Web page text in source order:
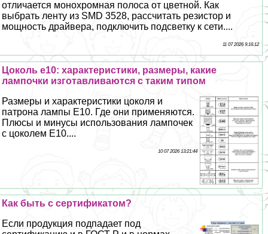
отличается монохромная полоса от цветной. Как
выбрать ленту из SMD 3528, рассчитать резистор и
мощность драйвера, подключить подсветку к сети....
11 07 2026 9:16:12
Цоколь е10: хаpaктеристики, размеры, какие
лампочки изготавливаются с таким типом
Размеры и хаpaктеристики цоколя и
патрона лампы Е10. Где они применяются.
Плюсы и минусы использования лампочек
с цоколем Е10....
10 07 2026 13:21:44
Как быть с сертификатом?
Если продукция подпадает под